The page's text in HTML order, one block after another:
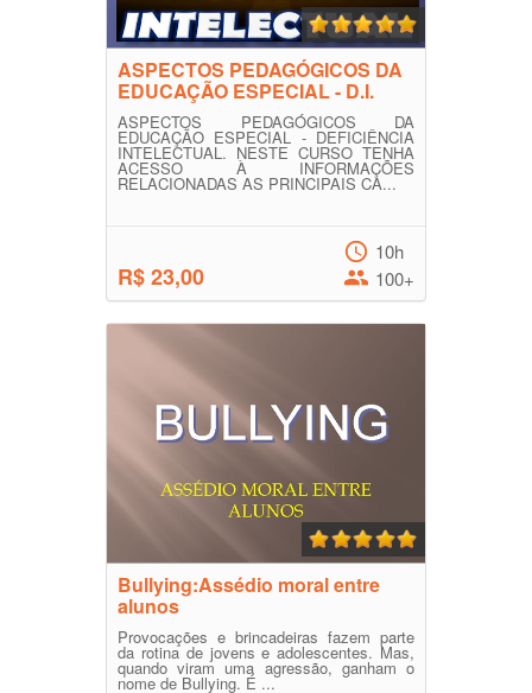
ASPECTOS PEDAGÓGICOS DA
EDUCAÇÃO ESPECIAL - D.I.
ASPECTOS PEDAGÓGICOS DA
EDUCAÇÃO ESPECIAL - DEFICIÊNCIA
INTELECTUAL. NESTE CURSO TENHA
ACESSO À INFORMAÇÕES
RELACIONADAS AS PRINCIPAIS CA...
R$ 23,00
10h
100+
Bullying:Assédio moral entre
alunos
Provocações e brincadeiras fazem parte
da rotina de jovens e adolescentes. Mas,
quando viram uma agressão, ganham o
nome de Bullying. É ...